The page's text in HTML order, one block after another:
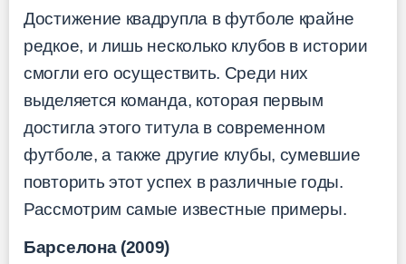
Достижение квадрупла в футболе крайне
редкое, и лишь несколько клубов в истории
смогли его осуществить. Среди них
выделяется команда, которая первым
достигла этого титула в современном
футболе, а также другие клубы, сумевшие
повторить этот успех в различные годы.
Рассмотрим самые известные примеры.
Барселона (2009)